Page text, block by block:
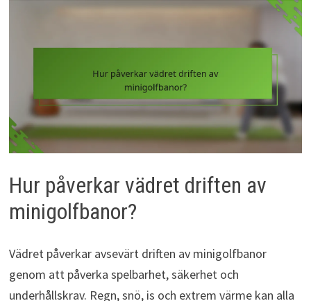
Hur påverkar vädret driften av
minigolfbanor?
Vädret påverkar avsevärt driften av minigolfbanor
genom att påverka spelbarhet, säkerhet och
underhållskrav. Regn, snö, is och extrem värme kan alla